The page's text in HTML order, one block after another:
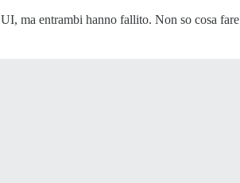
ma entrambi hanno fallito. Non so cosa fare